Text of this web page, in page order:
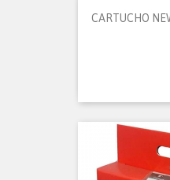
CARTUCHO